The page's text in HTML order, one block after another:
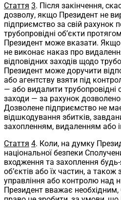
Стаття 3. Після закінчення,
дозволу, якщо Президент не
підприємство за свій рахунок
трубопровідні об’єкти
Президент може вказати.
не виконає наказ про
відповідних заходів щодо
Президент може доручити
або агентству взяти під
— або видалити трубопровідні
заходи — за рахунок
Дозволене підприємство не
відшкодування збитків,
захопленням, видаленням або
Стаття 4. Коли, на думку
національної безпеки
входження та захоплення
об’єктів або їх частин, а
управління або контролю над
Президент вважає